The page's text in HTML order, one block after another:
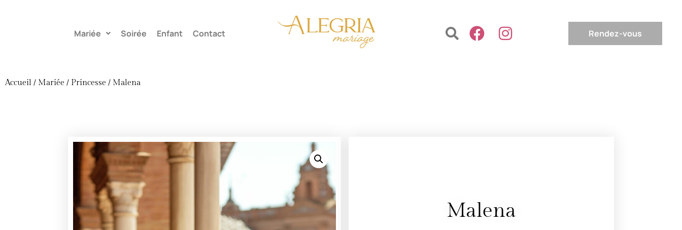
Mariée Soirée Enfant Contact Rendez-vous
Accueil / Mariée / Princesse / Malena
Malena